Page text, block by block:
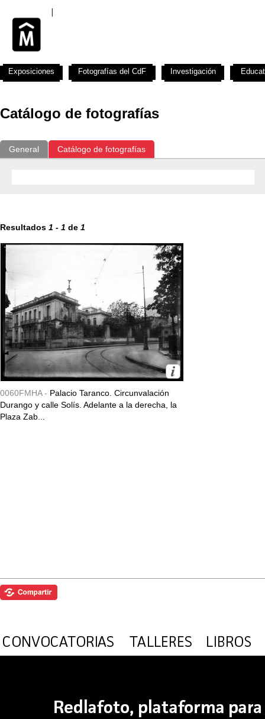
Catálogo de fotografías
General Catálogo de fotografías
Resultados 1 - 1 de 1
0060FMHA - Palacio Taranco. Circunvalación
Durango y calle Solís. Adelante a la derecha, la
Plaza Zab...
Exposiciones Fotografías del CdF Investigación